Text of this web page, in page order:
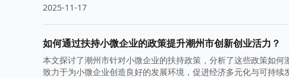
发展条件。
2025-11-17
如何通过扶持小微企业的政策提升潮州市创新创业活力？
本文探讨了潮州市针对小微企业的扶持政策，分析了这些政策如
致力于为小微企业创造良好的发展环境，促进经济多元化与可持续